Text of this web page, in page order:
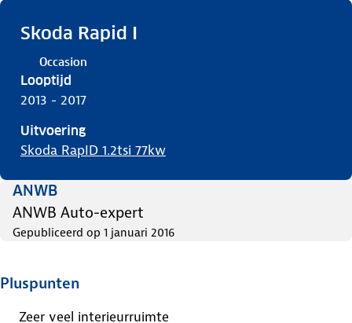
Skoda Rapid I
Occasion
Looptijd
2013 - 2017
Uitvoering
Skoda RapID 1.2tsi 77kw
ANWB
ANWB Auto-expert
Gepubliceerd op 1 januari 2016
Pluspunten
Zeer veel interieurruimte